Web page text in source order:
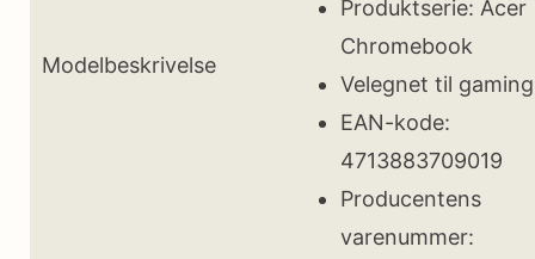
Modelbeskrivelse
Produktserie: Acer
Chromebook
Velegnet til
EAN-kode:
4713883709019
Producentens
varenummer: